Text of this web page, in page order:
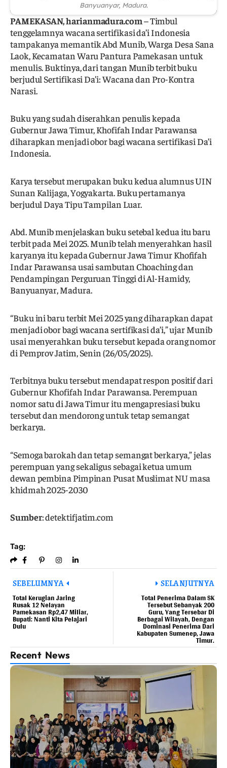
Banyuanyar, Madura.
PAMEKASAN, harianmadura.com– Timbul
tenggelamnya wacana sertifikasi da’i Indonesia
tampakanya memantik Abd Munib, Warga Desa Sana
Laok, Kecamatan Waru Pantura Pamekasan untuk
menulis. Buktinya, dari tangan Munib terbit buku
berjudul Sertifikasi Da’i: Wacana dan Pro-Kontra
Narasi.
Buku yang sudah diserahkan penulis kepada
Gubernur Jawa Timur, Khofifah Indar Parawansa
diharapkan menjadi obor bagi wacana sertifikasi Da’i
Indonesia.
Karya tersebut merupakan buku kedua alumnus UIN
Sunan Kalijaga, Yogyakarta. Buku pertamanya
berjudul Daya Tipu Tampilan Luar.
Abd. Munib menjelaskan buku setebal kedua itu baru
terbit pada Mei 2025. Munib telah menyerahkan hasil
karyanya itu kepada Gubernur Jawa Timur Khofifah
Indar Parawansa usai sambutan Choaching dan
Pendampingan Perguruan Tinggi di Al-Hamidy,
Banyuanyar, Madura.
“Buku ini baru terbit Mei 2025 yang diharapkan dapat
menjadi obor bagi wacana sertifikasi da’i,” ujar Munib
usai menyerahkan buku tersebut kepada orang nomor
di Pemprov Jatim, Senin (26/05/2025).
Terbitnya buku tersebut mendapat respon positif dari
Gubernur Khofifah Indar Parawansa. Perempuan
nomor satu di Jawa Timur itu mengapresiasi buku
tersebut dan mendorong untuk tetap semangat
berkarya.
“Semoga barokah dan tetap semangat berkarya,” jelas
perempuan yang sekaligus sebagai ketua umum
dewan pembina Pimpinan Pusat Muslimat NU masa
khidmah 2025-2030
Sumber: detektifjatim.com
Tag;
SEBELUMNYA
Total Kerugian Jaring
Rusak 12 Nelayan
Pamekasan Rp2,47 Miliar,
Bupati: Nanti Kita Pelajari
Dulu
SELANJUTNYA
Total Penerima Dalam SK
Tersebut Sebanyak 200
Guru, Yang Tersebar Di
Berbagai Wilayah, Dengan
Dominasi Penerima Dari
Kabupaten Sumenep, Jawa
Timur.
Recent News